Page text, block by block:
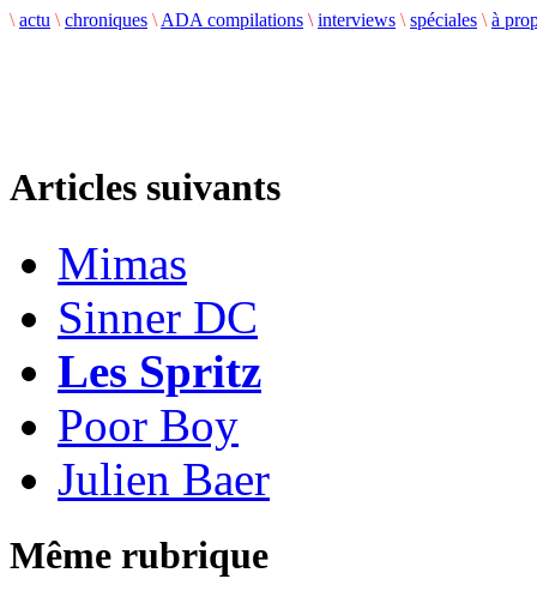
\ actu \ chroniques \ ADA compilations \ interviews \ spéciales \ à
Articles suivants
Mimas
Sinner DC
Les Spritz
Poor Boy
Julien Baer
Même rubrique